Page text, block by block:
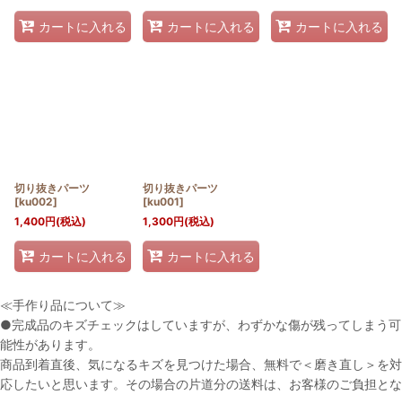
カートに入れる カートに入れる カートに入れる
切り抜きパーツ
[ku002]
1,400円(税込)
カートに入れる
切り抜きパーツ
[ku001]
1,300円(税込)
カートに入れる
≪手作り品について≫
●完成品のキズチェックはしていますが、わずかな傷が残ってしまう可
能性があります。
商品到着直後、気になるキズを見つけた場合、無料で＜磨き直し＞を対
応したいと思います。その場合の片道分の送料は、お客様のご負担とな